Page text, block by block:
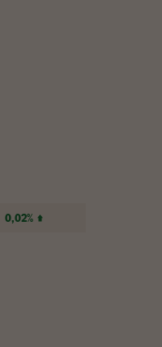
0,02%